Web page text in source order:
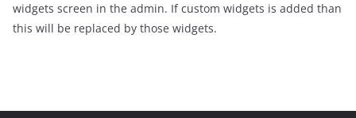
widgets screen in the admin. If custom widgets is added than
this will be replaced by those widgets.